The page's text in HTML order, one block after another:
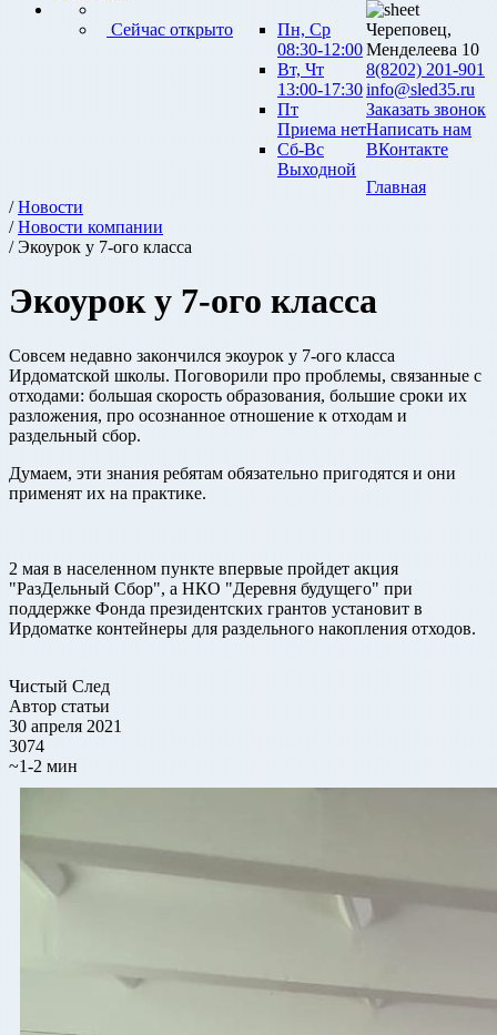
Сейчас открыто
Пн, Ср
08:30-12:00
Вт, Чт
13:00-17:30
Пт
Приема нет
Сб-Вс
Выходной
Череповец,
Менделеева 10
8(8202) 201-901
info@sled35.ru
Заказать звонок
Написать нам
ВКонтакте
Главная
/Новости
/Новости компании
/ Экоурок у 7-ого класса
Экоурок у 7-ого класса
Совсем недавно закончился экоурок у 7-ого класса
Ирдоматской школы. Поговорили про проблемы, связанные с
отходами: большая скорость образования, большие сроки их
разложения, про осознанное отношение к отходам и
раздельный сбор.
Думаем, эти знания ребятам обязательно пригодятся и они
применят их на практике.
2 мая в населенном пункте впервые пройдет акция
"РазДельный Сбор", а НКО "Деревня будущего" при
поддержке Фонда президентских грантов установит в
Ирдоматке контейнеры для раздельного накопления отходов.
Чистый След
Автор статьи
30 апреля 2021
3074
~1-2 мин